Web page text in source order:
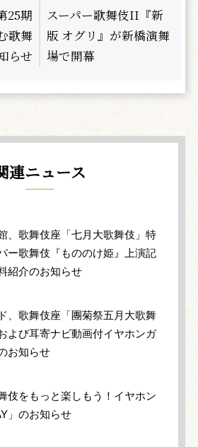
25期
歌舞
らせ
スーパー歌舞伎II『新
版 オグリ』が新橋演舞
場で開幕
連ニュース
、歌舞伎座「七月大歌舞伎」特
ー歌舞伎『もののけ姫』上演記
紹介のお知らせ
、歌舞伎座「團菊祭五月大歌舞
よび耳寄ナビ動画付イヤホンガ
お知らせ
伎をもっと楽しもう！イヤホン
」のお知らせ